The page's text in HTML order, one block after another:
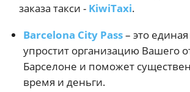
заказа такси - KiwiTaxi.
Barcelona City Pass– это
упростит организацию Вашего
Барселоне и поможет
время и деньги.